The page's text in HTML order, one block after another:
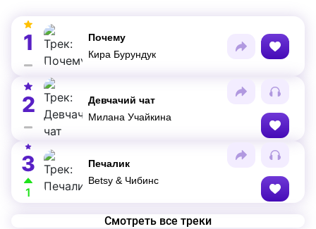
1
Почему
Кира Бурундук
2
Девчачий чат
Милана Учайкина
3
1
Печалик
Betsy & Чибинс
Смотреть все треки